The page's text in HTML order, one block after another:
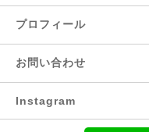
プロフィール
お問い合わせ
Instagram